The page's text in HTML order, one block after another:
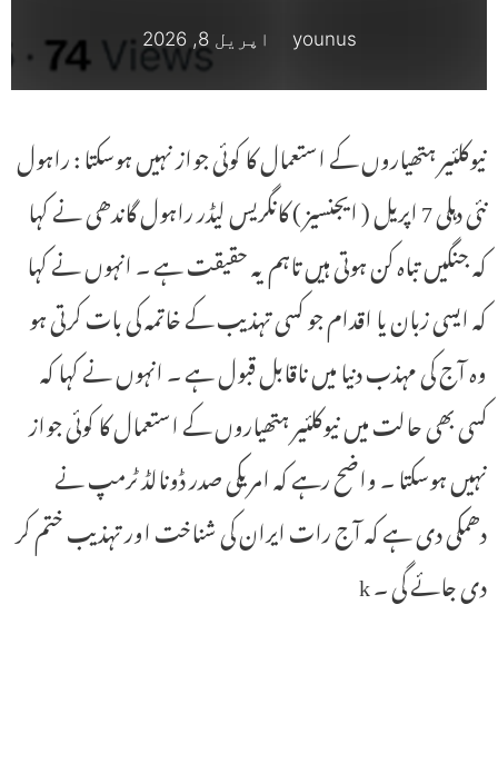
younus اپریل 8, 2026
نیوکلئیر ہتھیاروں کے استعمال کا کوئی جواز نہیں ہوسکتا : راہول
نئی دہلی 7 اپریل ( ایجنسیز ) کانگریس لیڈر راہول گاندھی نے کہا
کہ جنگیں تباہ کن ہوتی ہیں تاہم یہ حقیقت ہے ۔ انہوں نے کہا
کہ ایسی زبان یا اقدام جو کسی تہذیب کے خاتمہ کی بات کرتی ہو
وہ آج کی مہذب دنیا میں ناقابل قبول ہے ۔ انہوں نے کہا کہ
کسی بھی حالت میں نیوکلئیر ہتھیاروں کے استعمال کا کوئی جواز
نہیں ہوسکتا ۔ واضح رہے کہ امریکی صدر ڈونالڈ ٹرمپ نے
دھمکی دی ہے کہ آج رات ایران کی شناخت اور تہذیب ختم کر
دی جائے گی ۔ k